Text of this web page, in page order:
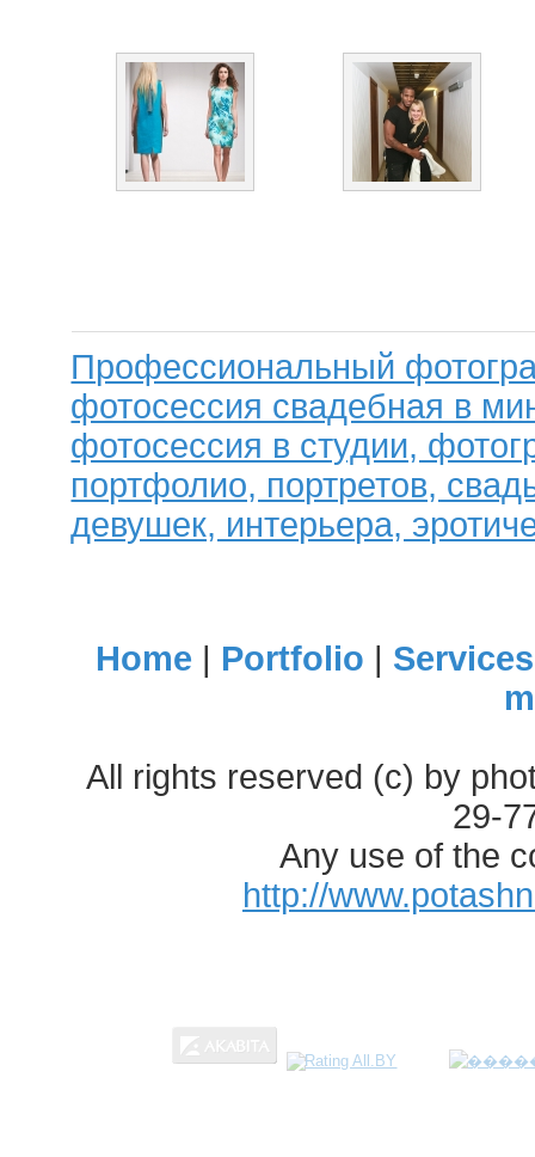
Профессиональный
фотосессия свадебная в
фотосессия в студии,
портфолио, портретов,
девушек, интерьера,
Home | Portfolio | Services
All rights reserved (c) by
29-
Any use of the
http://